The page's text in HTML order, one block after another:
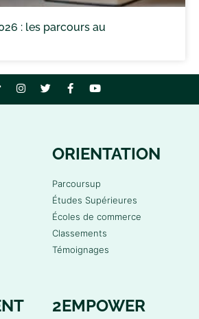
: les parcours au
ORIENTATION
Parcoursup
Études Supérieures
Écoles de commerce
Classements
Témoignages
2EMPOWER